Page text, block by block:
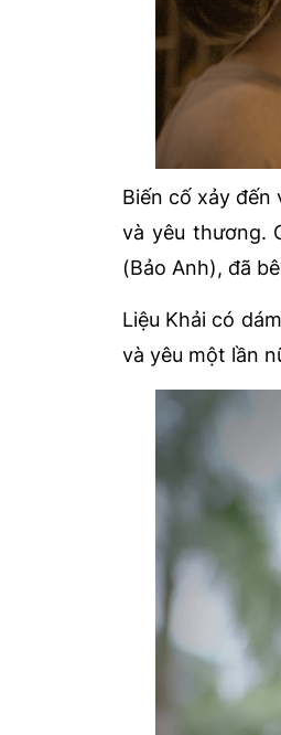
Biến cố xảy
và yêu thương.
(Bảo Anh), đã
Liệu Khải có
và yêu một lần